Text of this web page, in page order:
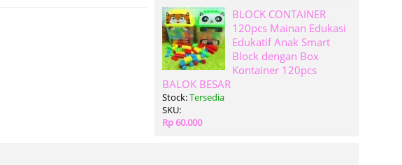
BLOCK CONTAINER
120pcs Mainan Edukasi
Edukatif Anak Smart
Block dengan Box
Kontainer 120pcs
BALOK BESAR
Stock:Tersedia
SKU:
Rp 60.000